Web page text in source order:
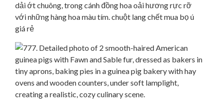
dải ớt chuông, trong cánh đồng hoa oải hương rực rỡ
với những hàng hoa màu tím. chuột lang chết mua bọ ú
giá rẻ